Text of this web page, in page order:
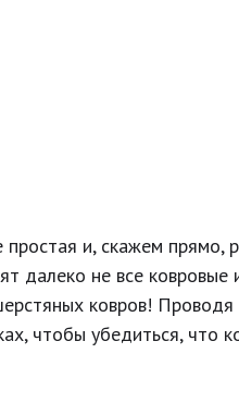
и, скажем прямо,
далеко не все
ковров! Проводя
чтобы убедиться, что